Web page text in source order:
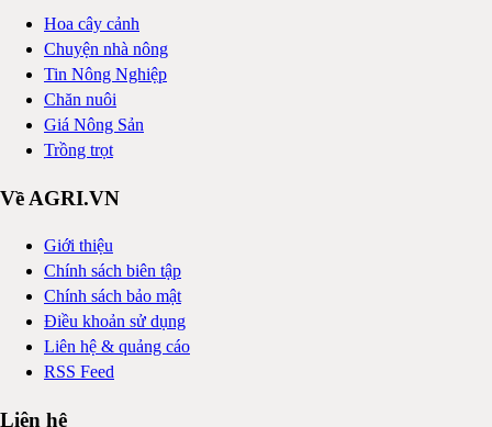
Hoa cây cảnh
Chuyện nhà nông
Tin Nông Nghiệp
Chăn nuôi
Giá Nông Sản
Trồng trọt
Về AGRI.VN
Giới thiệu
Chính sách biên tập
Chính sách bảo mật
Điều khoản sử dụng
Liên hệ & quảng cáo
RSS Feed
Liên hệ